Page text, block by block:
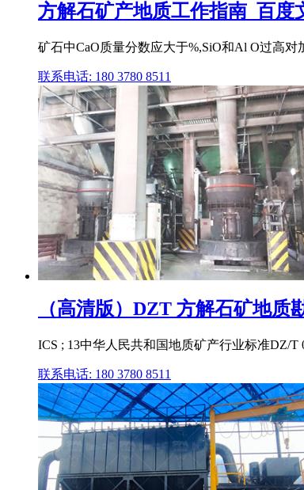
方解石矿产地质工作指南_百度
矿石中CaO质量分数应大于%,SiO和Al O过高
联系电话: 180 3780 8511
（高清版）DZT 方解石矿地质
ICS ; 13中华人民共和国地质矿产行业标准DZ/T
联系电话: 180 3780 8511